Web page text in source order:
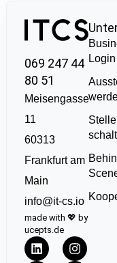
069 247 44
80 51
Meisengasse
11
60313
Frankfurt am
Main
info@it-cs.io
made with 💖 by
ucepts.de
Login